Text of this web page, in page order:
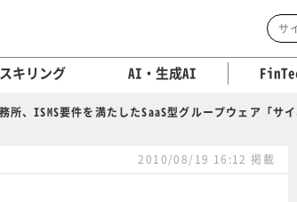
キリング AI・生成AI
所、ISMS要件を満たしたSaaS型グループウェア「サ
2010/08/19 16:12 掲載